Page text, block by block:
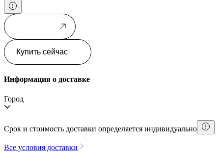
Купить сейчас
Информация о доставке
Город
Срок и стоимость доставки определяется индивидуально
Все условия доставки